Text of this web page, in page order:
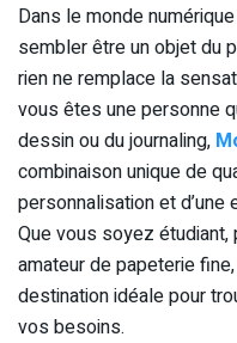
Dans le monde
sembler être un objet du
rien ne remplace la
vous êtes une personne
dessin ou du journaling,
combinaison unique de
personnalisation et
Que vous soyez
amateur de papeterie fine,
destination idéale pour
vos besoins.